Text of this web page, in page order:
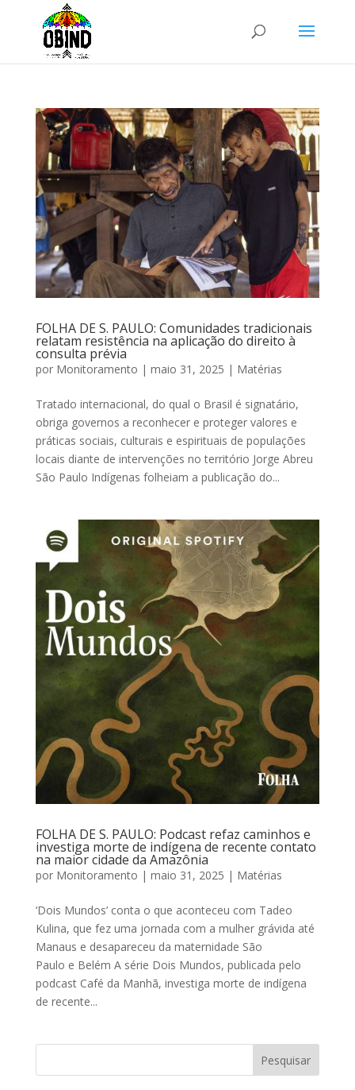
FOLHA DE S. PAULO: Comunidades tradicionais
relatam resistência na aplicação do direito à
consulta prévia
por Monitoramento | maio 31, 2025 | Matérias
Tratado internacional, do qual o Brasil é signatário,
obriga governos a reconhecer e proteger valores e
práticas sociais, culturais e espirituais de populações
locais diante de intervenções no território Jorge Abreu
São Paulo Indígenas folheiam a publicação do...
FOLHA DE S. PAULO: Podcast refaz caminhos e
investiga morte de indígena de recente contato
na maior cidade da Amazônia
por Monitoramento | maio 31, 2025 | Matérias
‘Dois Mundos’ conta o que aconteceu com Tadeo
Kulina, que fez uma jornada com a mulher grávida até
Manaus e desapareceu da maternidade São
Paulo e Belém A série Dois Mundos, publicada pelo
podcast Café da Manhã, investiga morte de indígena
de recente...